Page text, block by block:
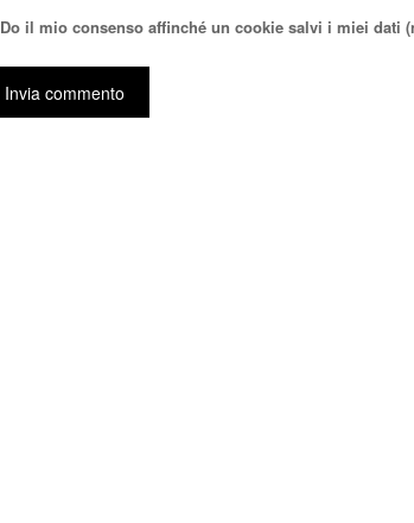
Do il mio consenso affinché un cookie salvi i miei dati